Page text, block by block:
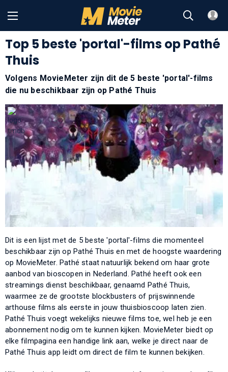
Top 5 beste 'portal'-films op Pathé
Thuis
Volgens MovieMeter zijn dit de 5 beste 'portal'-films
die nu beschikbaar zijn op Pathé Thuis
Dit is een lijst met de 5 beste 'portal'-films die momenteel
beschikbaar zijn op Pathé Thuis en met de hoogste waardering
op MovieMeter. Pathé staat natuurlijk bekend om haar grote
aanbod van bioscopen in Nederland. Pathé heeft ook een
streamings dienst beschikbaar, genaamd Pathé Thuis,
waarmee ze de grootste blockbusters of prijswinnende
arthouse films als eerste in jouw thuisbioscoop laten zien.
Pathé Thuis voegt wekelijks nieuwe films toe, wel heb je een
abonnement nodig om te kunnen kijken. MovieMeter biedt op
elke filmpagina een handige link aan, welke je direct naar de
Pathé Thuis app leidt om direct de film te kunnen bekijken.